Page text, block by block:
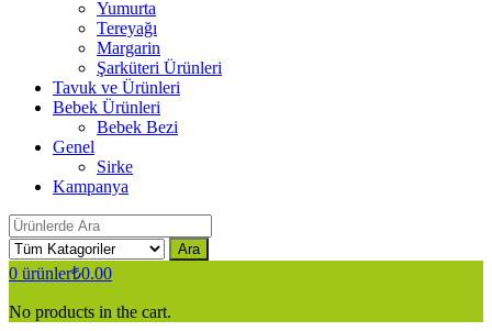
Yumurta
Tereyağı
Margarin
Şarküteri Ürünleri
Tavuk ve Ürünleri
Bebek Ürünleri
Bebek Bezi
Genel
Sirke
Kampanya
Ara
0 ürünler₺0.00
No products in the cart.